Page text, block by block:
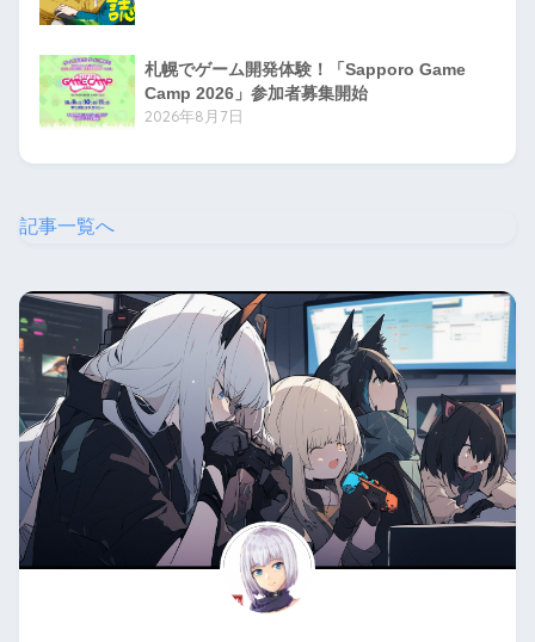
札幌でゲーム開発体験！「Sapporo Game
Camp 2026」参加者募集開始
2026年8月7日
記事一覧へ